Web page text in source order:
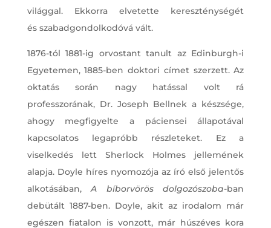
világgal. Ekkorra elvetette kereszténységét
és szabadgondolkodóvá vált.
1876-tól 1881-ig orvostant tanult az Edinburgh-i
Egyetemen, 1885-ben doktori címet szerzett. Az
oktatás során nagy hatással volt rá
professzorának, Dr. Joseph Bellnek a készsége,
ahogy megfigyelte a páciensei állapotával
kapcsolatos legapróbb részleteket. Ez a
viselkedés lett Sherlock Holmes jellemének
alapja. Doyle híres nyomozója az író első jelentős
alkotásában,A bíborvörös dolgozószoba-ban
debütált 1887-ben. Doyle, akit az irodalom már
egészen fiatalon is vonzott, már húszéves kora